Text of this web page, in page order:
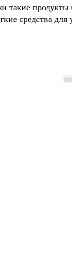
такие
средства